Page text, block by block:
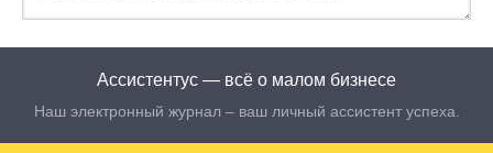
Ассистентус — всё о малом бизнесе
Наш электронный журнал – ваш личный ассистент успеха.